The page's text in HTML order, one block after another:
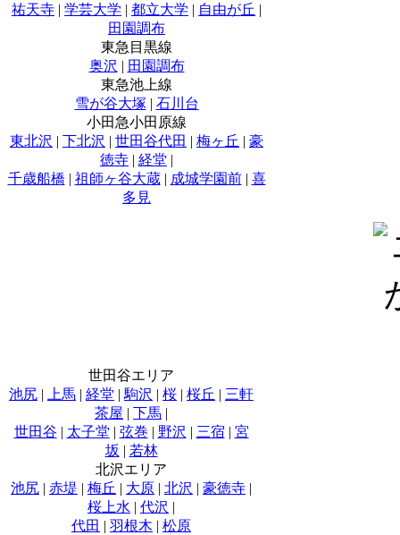
祐天寺 | 学芸大学 | 都立大学 | 自由が丘 |
田園調布
東急目黒線
奥沢 | 田園調布
東急池上線
雪が谷大塚 | 石川台
小田急小田原線
東北沢 | 下北沢 | 世田谷代田 | 梅ヶ丘 | 豪
徳寺 | 経堂 |
千歳船橋 | 祖師ヶ谷大蔵| 成城学園前| 喜
多見
世田谷エリア
池尻 | 上馬 | 経堂 | 駒沢 | 桜 | 桜丘 | 三軒
茶屋 | 下馬 |
世田谷 | 太子堂 | 弦巻 | 野沢 | 三宿 | 宮
坂 | 若林
北沢エリア
池尻 | 赤堤 | 梅丘 | 大原 | 北沢 | 豪徳寺 |
桜上水 | 代沢 |
代田 | 羽根木 | 松原